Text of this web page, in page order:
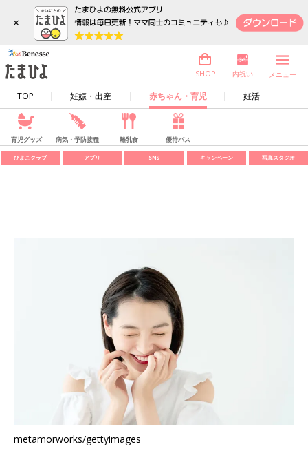
×
TOP 妊娠・出産 赤ちゃん・育児 妊活
SHOP 内祝い メニュー
育児グッズ 病気・予防接種 離乳食 優待パス
ひよこクラブ アプリ SNS キャンペーン 写真スタジオ
metamorworks/gettyimages